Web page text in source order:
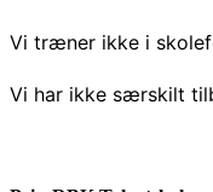
Vi træner ikke i
Vi har ikke særskilt